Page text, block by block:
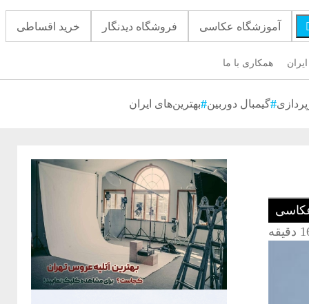
آموزشگاه عکاسی فروشگاه دیدنگار خرید اقساطی
همکاری با ما
گیمبال دوربین بهترین‌های ایران